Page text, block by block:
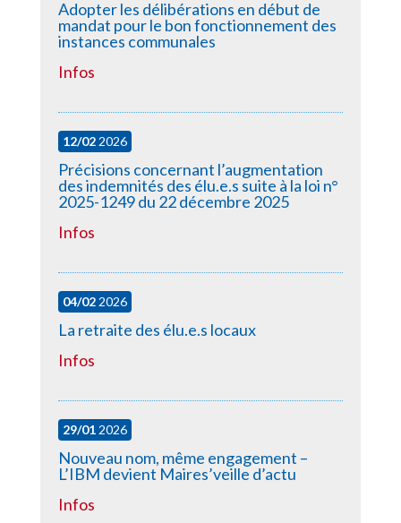
Adopter les délibérations en début de
mandat pour le bon fonctionnement des
instances communales
Infos
12/022026
Précisions concernant l’augmentation
des indemnités des élu.e.s suite à la loi n°
2025-1249 du 22 décembre 2025
Infos
04/022026
La retraite des élu.e.s locaux
Infos
29/012026
Nouveau nom, même engagement –
L’IBM devient Maires’veille d’actu
Infos